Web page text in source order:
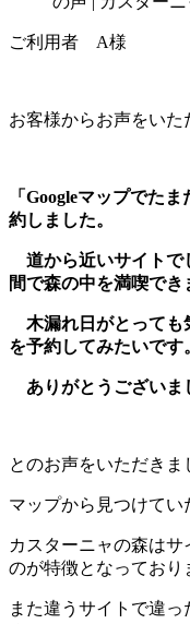
ご利用者 A様
お客様からお声をいた
「Googleマップでた
約しました。
道から近いサイトで
間で森の中を満喫でき
木漏れ日がとっても
を予約してみたいです
ありがとうございま
とのお声をいただきま
マップから見つけてい
カスターニャの森は
のが特徴となっており
また違うサイトで違